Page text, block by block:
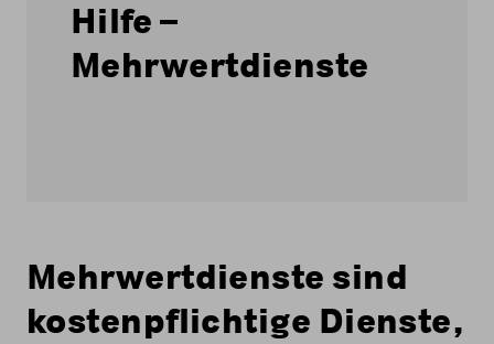
Hilfe –
Mehrwertdienste
Mehrwertdienste sind
kostenpflichtige Dienste,